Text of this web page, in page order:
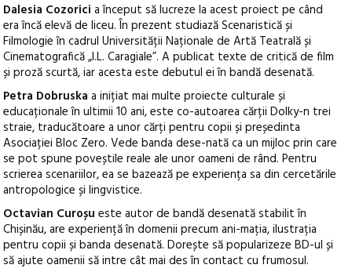
Dalesia Cozorici a început să lucreze la acest proiect pe când
era încă elevă de liceu. În prezent studiază Scenaristică și
Filmologie în cadrul Universității Naționale de Artă Teatrală și
Cinematografică „I.L. Caragiale”. A publicat texte de critică de film
și proză scurtă, iar acesta este debutul ei în bandă desenată.
Petra Dobruska a inițiat mai multe proiecte culturale și
educaționale în ultimii 10 ani, este co-autoarea cărții Dolky-n trei
straie, traducătoare a unor cărți pentru copii și președinta
Asociației Bloc Zero. Vede banda dese-nată ca un mijloc prin care
se pot spune poveștile reale ale unor oameni de rând. Pentru
scrierea scenariilor, ea se bazează pe experiența sa din cercetările
antropologice și lingvistice.
Octavian Curoșu este autor de bandă desenată stabilit în
Chișinău, are experiență în domenii precum ani-mația, ilustrația
pentru copii și banda desenată. Dorește să popularizeze BD-ul și
să ajute oamenii să intre cât mai des în contact cu frumosul.